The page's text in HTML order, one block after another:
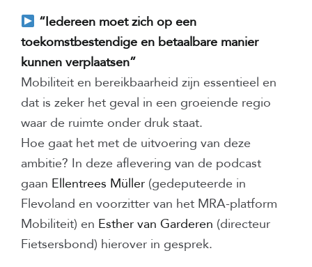
“Iedereen moet zich op een
toekomstbestendige en betaalbare manier
kunnen verplaatsen”
Mobiliteit en bereikbaarheid zijn essentieel en
dat is zeker het geval in een groeiende regio
waar de ruimte onder druk staat.
Hoe gaat het met de uitvoering van deze
ambitie? In deze aflevering van de podcast
gaan Ellentrees Müller (gedeputeerde in
Flevoland en voorzitter van het MRA-platform
Mobiliteit) en Esther van Garderen (directeur
Fietsersbond) hierover in gesprek.